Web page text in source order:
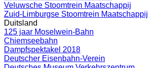
Veluwsche Stoomtrein Maatschappij
Zuid-Limburgse Stoomtrein Maatschappij
Duitsland
125 jaar Moselwein-Bahn
Chiemseebahn
Dampfspektakel 2018
Deutscher Eisenbahn-Verein